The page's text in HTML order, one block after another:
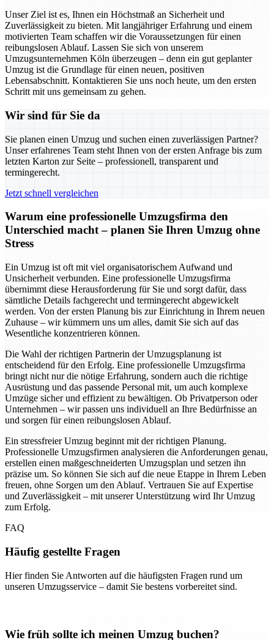
Unser Ziel ist es, Ihnen ein Höchstmaß an Sicherheit und
Zuverlässigkeit zu bieten. Mit langjähriger Erfahrung und einem
motivierten Team schaffen wir die Voraussetzungen für einen
reibungslosen Ablauf. Lassen Sie sich von unserem
Umzugsunternehmen Köln überzeugen – denn ein gut geplanter
Umzug ist die Grundlage für einen neuen, positiven
Lebensabschnitt. Kontaktieren Sie uns noch heute, um den ersten
Schritt mit uns gemeinsam zu gehen.
Wir sind für Sie da
Sie planen einen Umzug und suchen einen zuverlässigen Partner?
Unser erfahrenes Team steht Ihnen von der ersten Anfrage bis zum
letzten Karton zur Seite – professionell, transparent und
termingerecht.
Jetzt schnell vergleichen
Warum eine professionelle Umzugsfirma den
Unterschied macht – planen Sie Ihren Umzug ohne
Stress
Ein Umzug ist oft mit viel organisatorischem Aufwand und
Unsicherheit verbunden. Eine professionelle Umzugsfirma
übernimmt diese Herausforderung für Sie und sorgt dafür, dass
sämtliche Details fachgerecht und termingerecht abgewickelt
werden. Von der ersten Planung bis zur Einrichtung in Ihrem neuen
Zuhause – wir kümmern uns um alles, damit Sie sich auf das
Wesentliche konzentrieren können.
Die Wahl der richtigen Partnerin der Umzugsplanung ist
entscheidend für den Erfolg. Eine professionelle Umzugsfirma
bringt nicht nur die nötige Erfahrung, sondern auch die richtige
Ausrüstung und das passende Personal mit, um auch komplexe
Umzüge sicher und effizient zu bewältigen. Ob Privatperson oder
Unternehmen – wir passen uns individuell an Ihre Bedürfnisse an
und sorgen für einen reibungslosen Ablauf.
Ein stressfreier Umzug beginnt mit der richtigen Planung.
Professionelle Umzugsfirmen analysieren die Anforderungen genau,
erstellen einen maßgeschneiderten Umzugsplan und setzen ihn
präzise um. So können Sie sich auf die neue Etappe in Ihrem Leben
freuen, ohne Sorgen um den Ablauf. Vertrauen Sie auf Expertise
und Zuverlässigkeit – mit unserer Unterstützung wird Ihr Umzug
zum Erfolg.
FAQ
Häufig gestellte Fragen
Hier finden Sie Antworten auf die häufigsten Fragen rund um
unseren Umzugsservice – damit Sie bestens vorbereitet sind.
Wie früh sollte ich meinen Umzug buchen?